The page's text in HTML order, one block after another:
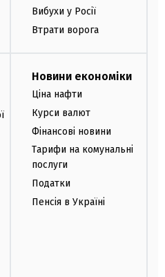
Вибухи у Росії
Втрати ворога
Новини економіки
Ціна нафти
Курси валют
Фінансові новини
Тарифи на комунальні
послуги
Податки
Пенсія в Україні